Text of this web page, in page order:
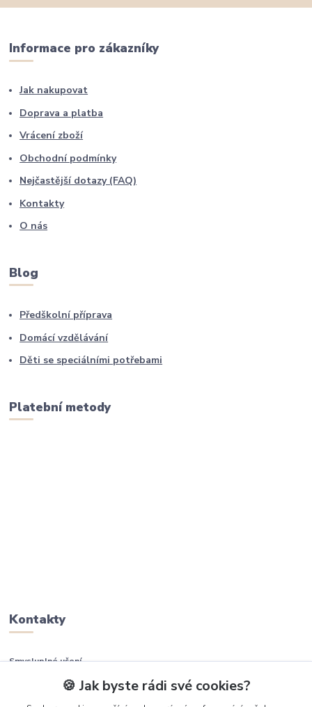
Informace pro zákazníky
Jak nakupovat
Doprava a platba
Vrácení zboží
Obchodní podmínky
Nejčastější dotazy (FAQ)
Kontakty
O nás
Blog
Předškolní příprava
Domácí vzdělávání
Děti se speciálními potřebami
Platební metody
Kontakty
Smysluplné učení
+420 737 937 936🍪 Jak byste rádi své cookies?